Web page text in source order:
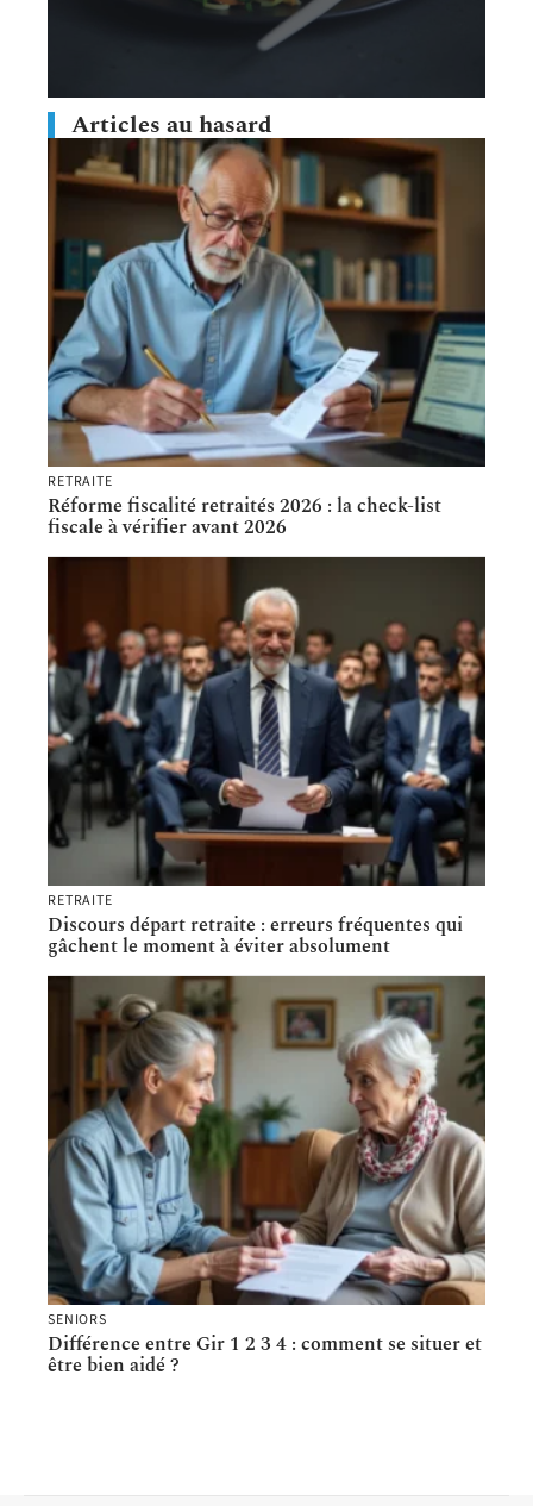
Articles au hasard
RETRAITE
Réforme fiscalité retraités 2026 : la check-list
fiscale à vérifier avant 2026
RETRAITE
Discours départ retraite : erreurs fréquentes qui
gâchent le moment à éviter absolument
SENIORS
Différence entre Gir 1 2 3 4 : comment se situer et
être bien aidé ?